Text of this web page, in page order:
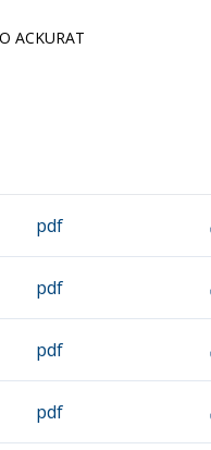
O ACKURAT
pdf
pdf
pdf
pdf